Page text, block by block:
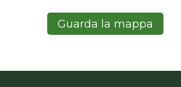
Guarda la mappa